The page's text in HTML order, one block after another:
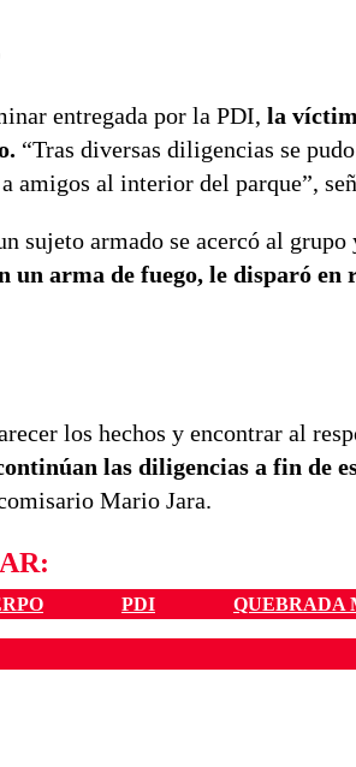
entregada por la PDI, la
“Tras diversas diligencias se
amigos al interior del parque”,
sujeto armado se acercó al
arma de fuego, le disparó en
los hechos y encontrar al
las diligencias a fin de
Mario Jara.
PDI QUEBRADA